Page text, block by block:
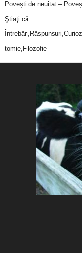
Povești de neuitat –
Ştiaţi că…
tomie,Filozofie